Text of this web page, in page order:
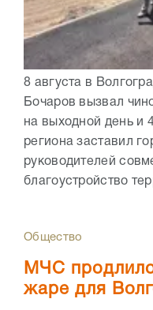
8 августа в
Бочаров вызвал
на выходной день и
региона заставил
руководителей
благоустройство
Общество
МЧС
жаре для